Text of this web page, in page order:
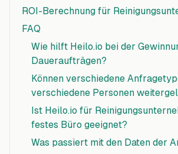
ROI-Berechnung für
FAQ
Wie hilft Heilo.io bei der
Daueraufträgen?
Können verschiedene
verschiedene Personen
Ist Heilo.io für
festes Büro geeignet?
Was passiert mit den Daten der